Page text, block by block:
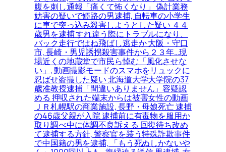
腹を刺し通報「痛くて怖くなり」 偽計業務
妨害の疑いで姫路の男逮捕, 自転車の小学生
に車で突っ込み殺害しようとした疑い ４４
歳男を逮捕 すれ違う際にトラブルになり、
バック走行ではね飛ばし逃走か 大阪・守口
市, 長崎・男児誘拐殺害事件から２３年…現
場近くの地蔵堂で市民ら悼む「風化させな
い」, 動画撮影モードのスマホをリュックに
忍ばせ盗撮した疑い 北海道大学大学院の37
歳准教授逮捕「間違いありません」容疑認
める 押収された端末からは被害女性の動画
ＪＲ札幌駅の商業施設, 長野・母娘死亡 逮捕
の46歳父親が入院 逮捕前に有毒物を服用か
取り調べ中に体調不良訴える 回復待ち改め
て逮捕する方針, 警察官を装う特殊詐欺事件
で中国籍の男を逮捕, 「もう死ぬしかないや